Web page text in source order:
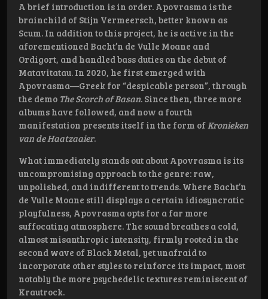
A brief introduction is in order. Apovrasma is the
brainchild of Stijn Vermeersch, better known as
Scum. In addition to this project, he is active in the
aforementioned Bacht’n de Vulle Moane and
Ordigort, and handled bass duties on the debut of
Matavitatau. In 2020, he first emerged with
Apovrasma—Greek for “despicable person”, through
the demo The Scorch of Basan. Since then, three more
albums have followed, and now a fourth
manifestation presents itself in the form ofKronieken
van de Haatzaaier.
What immediately stands out about Apovrasma is its
uncompromising approach to the genre: raw,
unpolished, and indifferent to trends. Where Bacht’n
de Vulle Moane still displays a certain idiosyncratic
playfulness, Apovrasma opts for a far more
suffocating atmosphere. The sound breathes a cold,
almost misanthropic intensity, firmly rooted in the
second wave of Black Metal, yet unafraid to
incorporate other styles to reinforce its impact, most
notably the more psychedelic textures reminiscent of
Krautrock.